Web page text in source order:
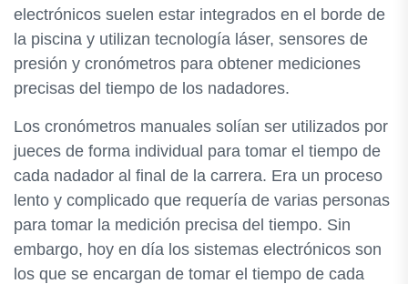
electrónicos suelen estar integrados en el borde de
la piscina y utilizan tecnología láser, sensores de
presión y cronómetros para obtener mediciones
precisas del tiempo de los nadadores.
Los cronómetros manuales solían ser utilizados por
jueces de forma individual para tomar el tiempo de
cada nadador al final de la carrera. Era un proceso
lento y complicado que requería de varias personas
para tomar la medición precisa del tiempo. Sin
embargo, hoy en día los sistemas electrónicos son
los que se encargan de tomar el tiempo de cada